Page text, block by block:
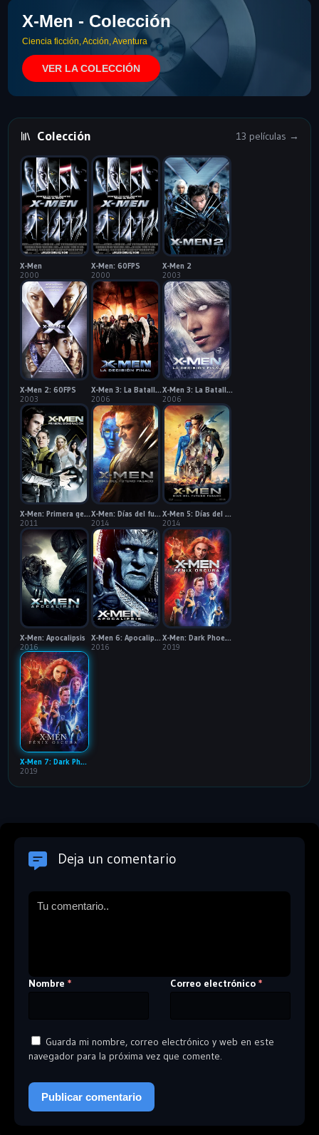
X-Men - Colección
Ciencia ficción, Acción, Aventura
VER LA COLECCIÓN
Colección 13 películas →
X-Men
2000
X-Men: 60FPS
2000
X-Men 2
2003
X-Men 2: 60FPS
2003
X-Men 3: La Batalla Final
2006
X-Men 3: La Batalla Final: 60FPS
2006
X-Men: Primera generación
2011
X-Men: Días del futuro pasado
2014
X-Men 5: Días del futuro pasado: 60FPS
2014
X-Men: Apocalipsis
2016
X-Men 6: Apocalipsis: 60FPS
2016
X-Men: Dark Phoenix
2019
X-Men 7: Dark Phoenix: 60FPS
2019
Deja un comentario
Nombre * Correo electrónico *
Guarda mi nombre, correo electrónico y web en este
navegador para la próxima vez que comente.